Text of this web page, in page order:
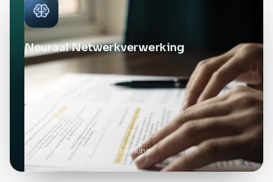
Neuraal Netwerkverwerking
Contextbewuste AI-verwerking